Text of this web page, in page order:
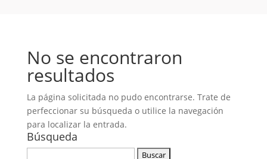
No se encontraron
resultados
La página solicitada no pudo encontrarse. Trate de
perfeccionar su búsqueda o utilice la navegación
para localizar la entrada.
Búsqueda